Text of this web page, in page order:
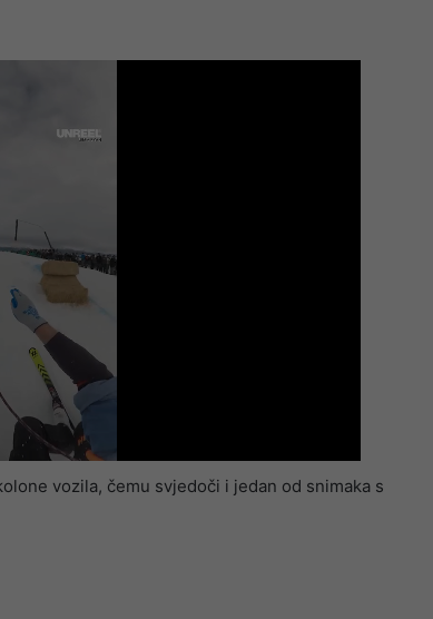
vozila, čemu svjedoči i jedan od snimaka s